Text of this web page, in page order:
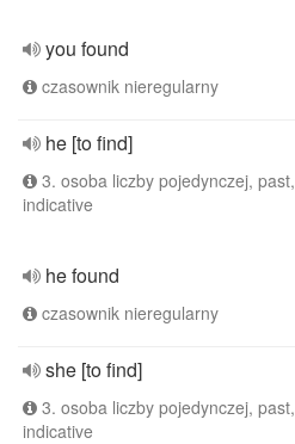
you found
czasownik nieregularny
he [to find]
3. osoba liczby pojedynczej, past,
indicative
he found
czasownik nieregularny
she [to find]
3. osoba liczby pojedynczej, past,
indicative